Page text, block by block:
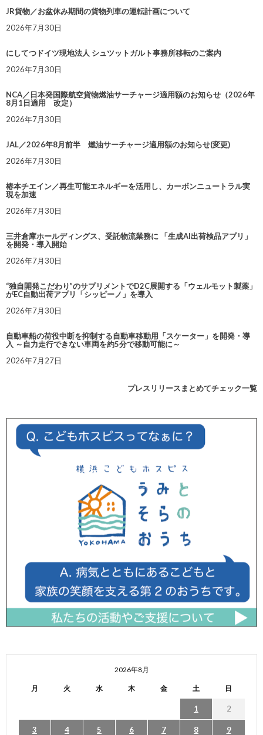
JR貨物／お盆休み期間の貨物列車の運転計画について
2026年7月30日
にしてつドイツ現地法人 シュツットガルト事務所移転のご案内
2026年7月30日
NCA／日本発国際航空貨物燃油サーチャージ適用額のお知らせ（2026年
8月1日適用 改定）
2026年7月30日
JAL／2026年8月前半 燃油サーチャージ適用額のお知らせ(変更)
2026年7月30日
椿本チエイン／再生可能エネルギーを活用し、カーボンニュートラル実
現を加速
2026年7月30日
三井倉庫ホールディングス、受託物流業務に 「生成AI出荷検品アプリ」
を開発・導入開始
2026年7月30日
“独自開発こだわり”のサプリメントでD2C展開する「ウェルモット製薬」
がEC自動出荷アプリ「シッピーノ」を導入
2026年7月30日
自動車船の荷役中断を抑制する自動車移動用「スケーター」を開発・導
入 ～自力走行できない車両を約5分で移動可能に～
2026年7月27日
プレスリリースまとめてチェック一覧
2026年8月
月 火 水 木 金 土 日
1 2
3 4 5 6 7 8 9